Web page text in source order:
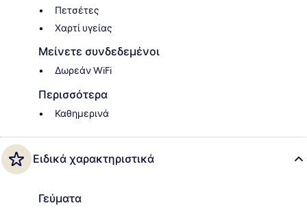
Πετσέτες
Χαρτί υγείας
Μείνετε συνδεδεμένοι
Δωρεάν WiFi
Περισσότερα
Καθημερινά
Ειδικά χαρακτηριστικά
Γεύματα